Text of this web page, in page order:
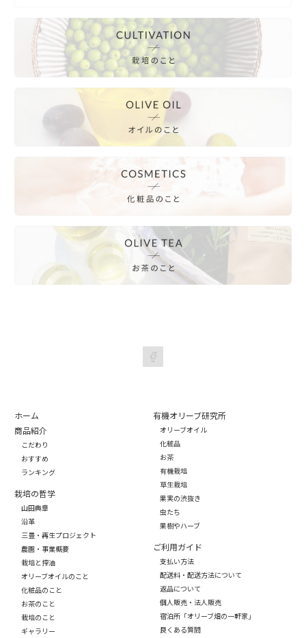
ホーム
商品紹介
こだわり
おすすめ
ランキング
栽培の哲学
山田典章
沿革
三豊・再生プロジェクト
農園・事業概要
栽培と搾油
オリーブオイルのこと
化粧品のこと
お茶のこと
栽培のこと
ギャラリー
有機オリーブ研究所
オリーブオイル
化粧品
お茶
有機栽培
草生栽培
果実の渋抜き
虫たち
果樹やハーブ
ご利用ガイド
支払い方法
配送料・配送方法について
返品について
個人販売・法人販売
宿泊所「オリーブ畑の一軒家」
良くある質問